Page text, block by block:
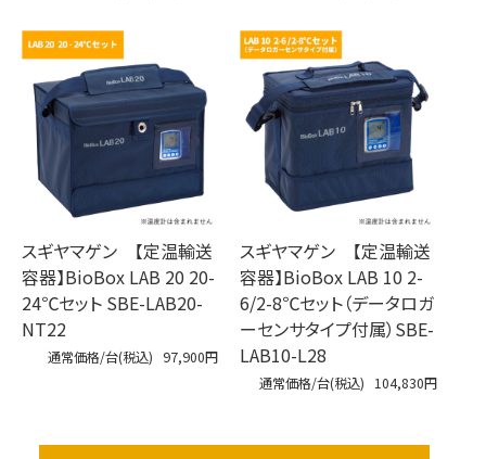
スギヤマゲン 【定温輸送
容器】BioBox LAB 20 20-
24℃セット SBE-LAB20-
NT22
通常価格/台(税込) 97,900円
スギヤマゲン 【定温輸送
容器】BioBox LAB 10 2-
6/2-8℃セット（データロガ
ーセンサタイプ付属）SBE-
LAB10-L28
通常価格/台(税込) 104,830円